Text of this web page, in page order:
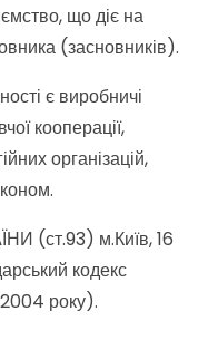
що діє на
(засновників).
є виробничі
кооперації,
організацій,
(ст.93) м.Київ, 16
кодекс
2004 року).